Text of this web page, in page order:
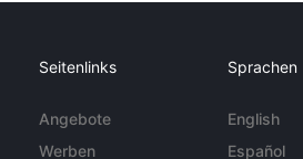
Seitenlinks
Angebote
Werben
Sprachen
English
Español